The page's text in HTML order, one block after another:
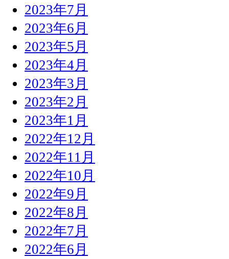
2023年7月
2023年6月
2023年5月
2023年4月
2023年3月
2023年2月
2023年1月
2022年12月
2022年11月
2022年10月
2022年9月
2022年8月
2022年7月
2022年6月